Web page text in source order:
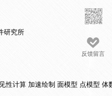
反馈留言
研究所
性计算 加速绘制 面模型 点模型 体